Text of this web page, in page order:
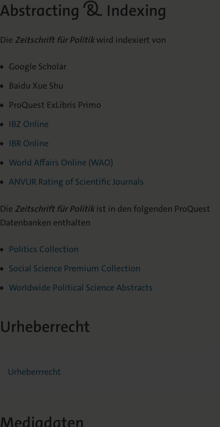
Abstracting & Indexing
Die Zeitschrift für Politikwird indexiert von
Google Scholar
Baidu Xue Shu
ProQuest ExLibris Primo
IBZ Online
IBR Online
World Affairs Online (WAO)
ANVUR Rating of Scientific Journals
Die Zeitschrift für Politikist in den folgenden ProQuest
Datenbanken enthalten
Politics Collection
Social Science Premium Collection
Worldwide Political Science Abstracts
Urheberrecht
Urheberrrecht
Mediadaten